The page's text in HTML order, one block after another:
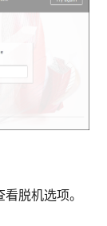
脱机选项。